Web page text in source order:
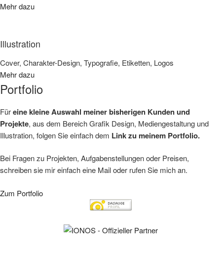
Mehr dazu
Illustration
Cover, Charakter-Design, Typografie, Etiketten, Logos
Mehr dazu
Portfolio
Füreine kleine Auswahl meiner bisherigen Kunden und
Projekte, aus dem Bereich Grafik Design, Mediengestaltung und
Illustration, folgen Sie einfach dem Link zu meinem Portfolio.
Bei Fragen zu Projekten, Aufgabenstellungen oder Preisen,
schreiben sie mir einfach eine Mail oder rufen Sie mich an.
Zum Portfolio